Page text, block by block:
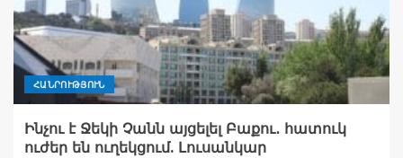
ՀԱՆՐՈՒԹՅՈՒՆ
Ինչու է Ջեկի Չանն այցելել Բաքու․ հատուկ
ուժեր են ուղեկցում. Լուսանկար